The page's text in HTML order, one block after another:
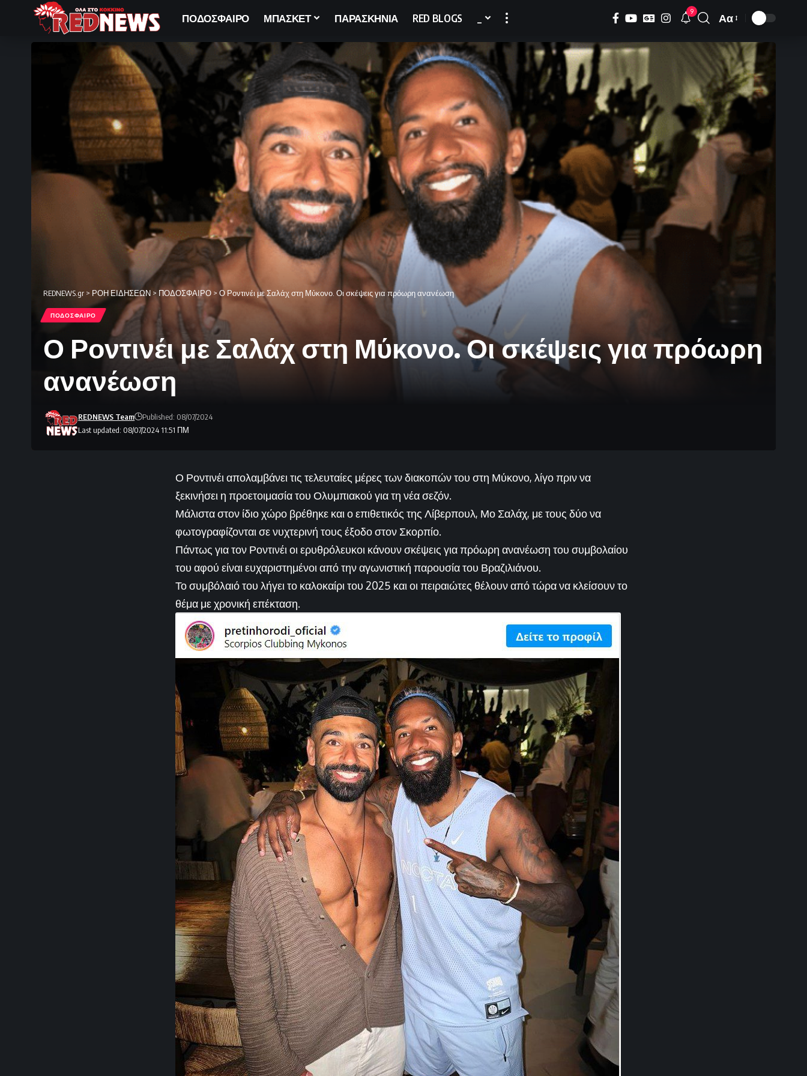
ΠΟΔΟΣΦΑΙΡΟ ΜΠΑΣΚΕΤ ΠΑΡΑΣΚΗΝΙΑ RED BLOGS 9
Font
Resizer
Αα
REDNEWS.gr > ΡΟΗ ΕΙΔΗΣΕΩΝ > ΠΟΔΟΣΦΑΙΡΟ > Ο Ροντινέι με Σαλάχ στη Μύκονο. Οι σκέψεις για πρόωρη ανανέωση
ΠΟΔΟΣΦΑΙΡΟ
Ο Ροντινέι με Σαλάχ στη Μύκονο. Οι σκέψεις για πρόωρη
ανανέωση
Last updated: 08/07/2024 11:51 ΠΜ
REDNEWS Team Published: 08/07/2024
Ο Ροντινέι απολαμβάνει τις τελευταίες μέρες των διακοπών του στη Μύκονο, λίγο πριν να
ξεκινήσει η προετοιμασία του Ολυμπιακού για τη νέα σεζόν.
Μάλιστα στον ίδιο χώρο βρέθηκε και ο επιθετικός της Λίβερπουλ, Μο Σαλάχ, με τους δύο να
φωτογραφίζονται σε νυχτερινή τους έξοδο στον Σκορπίο.
Πάντως για τον Ροντινέι οι ερυθρόλευκοι κάνουν σκέψεις για πρόωρη ανανέωση του συμβολαίου
του αφού είναι ευχαριστημένοι από την αγωνιστική παρουσία του Βραζιλιάνου.
Το συμβόλαιό του λήγει το καλοκαίρι του 2025 και οι πειραιώτες θέλουν από τώρα να κλείσουν το
θέμα με χρονική επέκταση.